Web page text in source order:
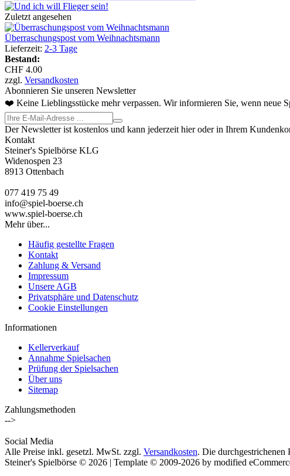
Zuletzt angesehen
Überraschungspost vom Weihnachtsmann
Lieferzeit: 2-3 Tage
Bestand:
CHF 4.00
zzgl. Versandkosten
Abonnieren Sie unseren Newsletter
❤️ Keine Lieblingsstücke mehr verpassen. Wir informieren Sie, wenn neue
Der Newsletter ist kostenlos und kann jederzeit hier oder in Ihrem
Kontakt
Steiner's Spielbörse KLG
Widenospen 23
8913 Ottenbach
077 419 75 49
info@spiel-boerse.ch
www.spiel-boerse.ch
Mehr über...
Häufig gestellte Fragen
Kontakt
Zahlung & Versand
Impressum
Unsere AGB
Privatsphäre und Datenschutz
Cookie Einstellungen
Informationen
Kellerverkauf
Annahme Spielsachen
Prüfung der Spielsachen
Über uns
Sitemap
Zahlungsmethoden
-->
Social Media
Alle Preise inkl. gesetzl. MwSt. zzgl. Versandkosten. Die durchgestrichenen
Steiner's Spielbörse © 2026 | Template © 2009-2026 by modified